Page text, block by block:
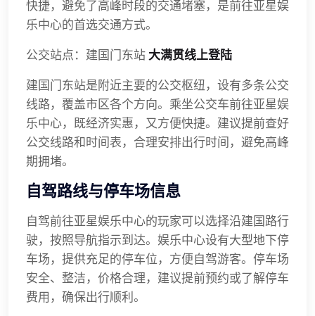
快捷，避免了高峰时段的交通堵塞，是前往亚星娱
乐中心的首选交通方式。
公交站点：建国门东站 大满贯线上登陆
建国门东站是附近主要的公交枢纽，设有多条公交
线路，覆盖市区各个方向。乘坐公交车前往亚星娱
乐中心，既经济实惠，又方便快捷。建议提前查好
公交线路和时间表，合理安排出行时间，避免高峰
期拥堵。
自驾路线与停车场信息
自驾前往亚星娱乐中心的玩家可以选择沿建国路行
驶，按照导航指示到达。娱乐中心设有大型地下停
车场，提供充足的停车位，方便自驾游客。停车场
安全、整洁，价格合理，建议提前预约或了解停车
费用，确保出行顺利。